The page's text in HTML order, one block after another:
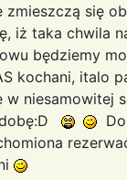
zmieszczą się
iż taka chwila
będziemy
kochani, italo
niesamowitej